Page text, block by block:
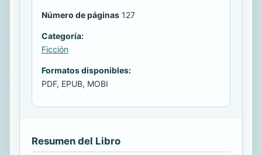
Número de páginas 127
Categoría:
Ficción
Formatos disponibles:
PDF, EPUB, MOBI
Resumen del Libro